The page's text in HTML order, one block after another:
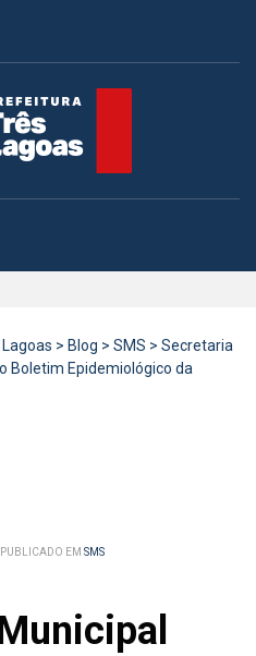
> Blog > SMS > Secretaria
Boletim Epidemiológico da
PUBLICADO EM SMS